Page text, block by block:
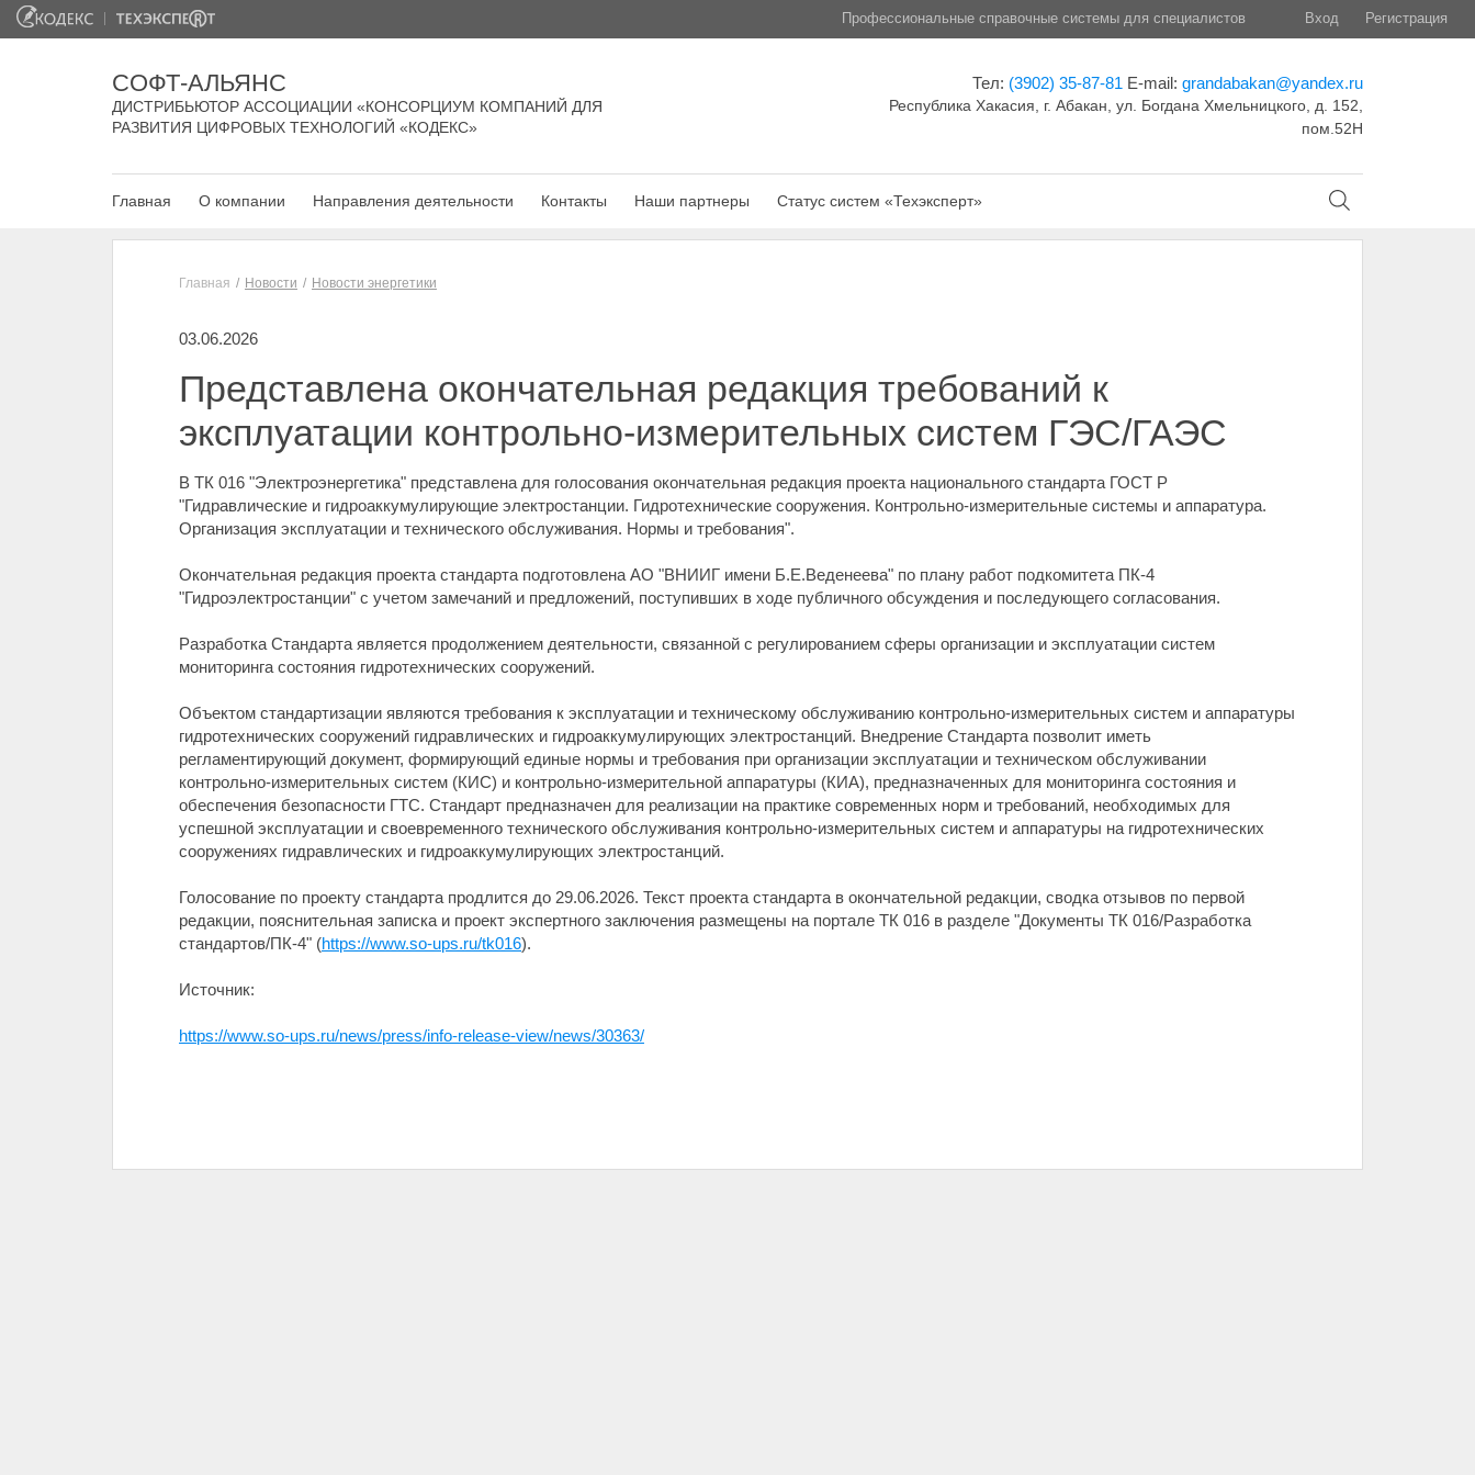
Профессиональные справочные системы для специалистов Вход Регистрация
СОФТ-АЛЬЯНС
ДИСТРИБЬЮТОР АССОЦИАЦИИ «КОНСОРЦИУМ КОМПАНИЙ ДЛЯ
РАЗВИТИЯ ЦИФРОВЫХ ТЕХНОЛОГИЙ «КОДЕКС»
Тел: (3902) 35-87-81 E-mail: grandabakan@yandex.ru
Республика Хакасия, г. Абакан, ул. Богдана Хмельницкого, д. 152,
пом.52Н
Главная О компании Направления деятельности Контакты Наши партнеры Статус систем «Техэксперт»
Главная Новости Новости энергетики
03.06.2026
Представлена окончательная редакция требований к
эксплуатации контрольно-измерительных систем ГЭС/ГАЭС
В ТК 016 "Электроэнергетика" представлена для голосования окончательная редакция проекта национального стандарта ГОСТ Р
"Гидравлические и гидроаккумулирующие электростанции. Гидротехнические сооружения. Контрольно-измерительные системы и аппаратура.
Организация эксплуатации и технического обслуживания. Нормы и требования".
Окончательная редакция проекта стандарта подготовлена АО "ВНИИГ имени Б.Е.Веденеева" по плану работ подкомитета ПК-4
"Гидроэлектростанции" c учетом замечаний и предложений, поступивших в ходе публичного обсуждения и последующего согласования.
Разработка Стандарта является продолжением деятельности, связанной с регулированием сферы организации и эксплуатации систем
мониторинга состояния гидротехнических сооружений.
Объектом стандартизации являются требования к эксплуатации и техническому обслуживанию контрольно-измерительных систем и аппаратуры
гидротехнических сооружений гидравлических и гидроаккумулирующих электростанций. Внедрение Стандарта позволит иметь
регламентирующий документ, формирующий единые нормы и требования при организации эксплуатации и техническом обслуживании
контрольно-измерительных систем (КИС) и контрольно-измерительной аппаратуры (КИА), предназначенных для мониторинга состояния и
обеспечения безопасности ГТС. Стандарт предназначен для реализации на практике современных норм и требований, необходимых для
успешной эксплуатации и своевременного технического обслуживания контрольно-измерительных систем и аппаратуры на гидротехнических
сооружениях гидравлических и гидроаккумулирующих электростанций.
Голосование по проекту стандарта продлится до 29.06.2026. Текст проекта стандарта в окончательной редакции, сводка отзывов по первой
редакции, пояснительная записка и проект экспертного заключения размещены на портале ТК 016 в разделе "Документы ТК 016/Разработка
стандартов/ПК-4" (https://www.so-ups.ru/tk016).
Источник:
https://www.so-ups.ru/news/press/info-release-view/news/30363/